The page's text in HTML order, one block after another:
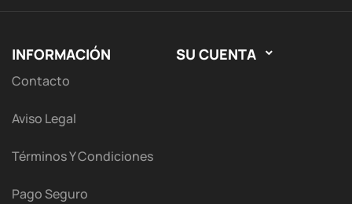
INFORMACIÓN
Contacto
Aviso Legal
Términos Y Condiciones
Pago Seguro
SU CUENTA 